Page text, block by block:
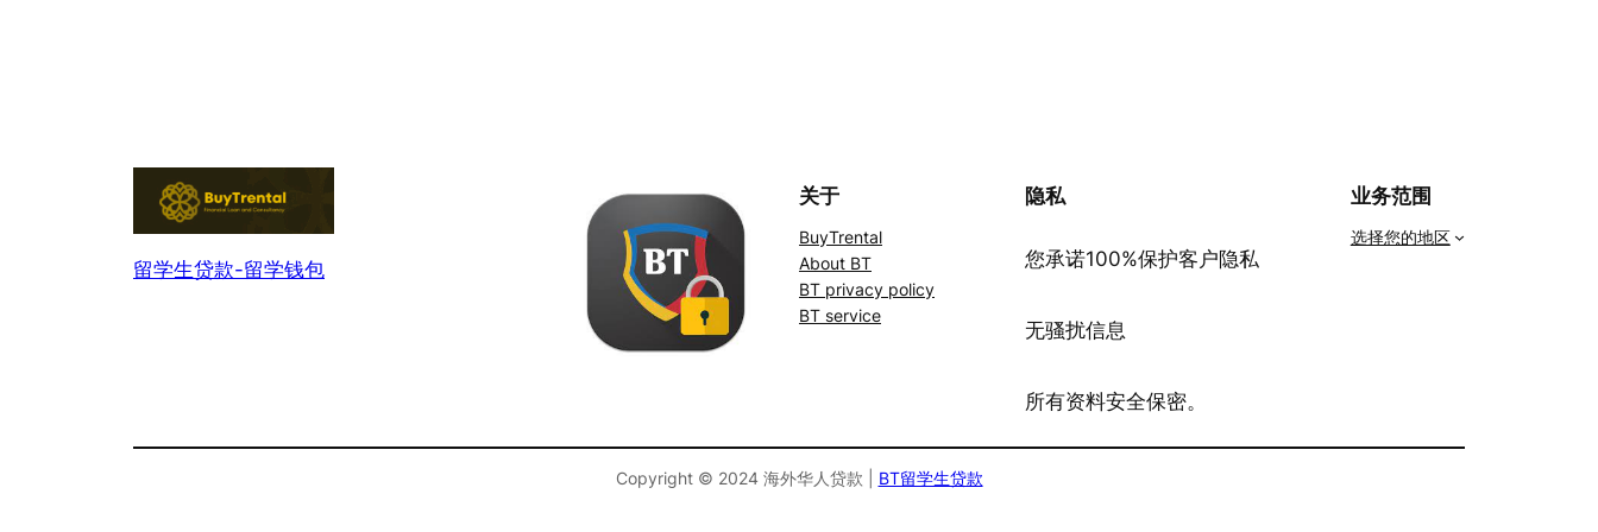
留学生贷款-留学钱包
关于
BuyTrental
About BT
BT privacy policy
BT service
隐私
您承诺100%保护客户隐私
无骚扰信息
所有资料安全保密。
业务范围
选择您的地区
Copyright © 2024 海外华人贷款 | BT留学生贷款